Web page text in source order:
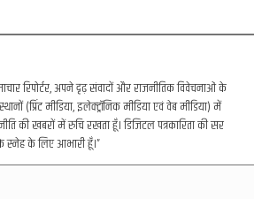
रिपोर्टर, अपने दृढ़ संवादों और राजनीतिक विवेचनाओं के
(प्रिंट मीडिया, इलेक्ट्रॉनिक मीडिया एवं वेब मीडिया) में
की खबरों में रुचि रखता हूँ। डिजिटल पत्रकारिता की सर
स्नेह के लिए आभारी हूँ।”